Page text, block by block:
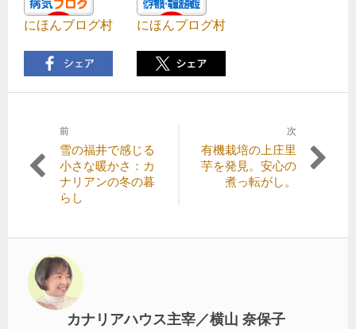
にほんブログ村 にほんブログ村
稿
ゲ
ー
シ
ョ
前
前
の
記
事:
雪の福井で感じる
小さな暖かさ：カ
ナリアンの冬の暮
らし
次
次
の
有機栽培の上庄里
芋を発見。安心の
煮っ転がし。
カナリアハウス主宰／横山 奈保子